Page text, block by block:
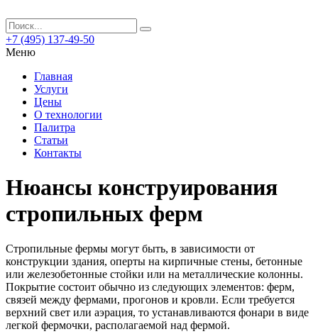
+7 (495) 137-49-50
Меню
Главная
Услуги
Цены
О технологии
Палитра
Статьи
Контакты
Нюансы конструирования
стропильных ферм
Стропильные фермы могут быть, в зависимости от
конструкции здания, оперты на кирпичные стены, бетонные
или железобетонные стойки или на металлические колонны.
Покрытие состоит обычно из следующих элементов: ферм,
связей между фермами, прогонов и кровли. Если требуется
верхний свет или аэрация, то устанавливаются фонари в виде
легкой фермочки, располагаемой над фермой.